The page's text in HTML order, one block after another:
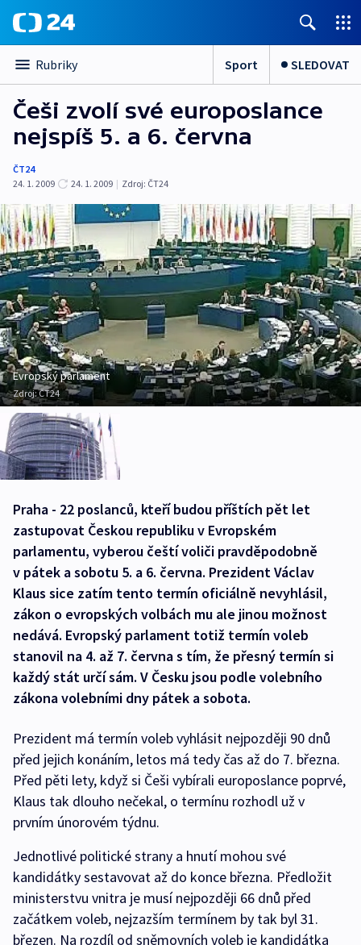
Rubriky Sport SLEDOVAT
Češi zvolí své europoslance
nejspíš 5. a 6. června
ČT24
24. 1. 2009
24. 1. 2009 | Zdroj: ČT24
Evropský parlament
Zdroj:ČT24
Praha - 22 poslanců, kteří budou příštích pět let
zastupovat Českou republiku v Evropském
parlamentu, vyberou čeští voliči pravděpodobně
v pátek a sobotu 5. a 6. června. Prezident Václav
Klaus sice zatím tento termín oficiálně nevyhlásil,
zákon o evropských volbách mu ale jinou možnost
nedává. Evropský parlament totiž termín voleb
stanovil na 4. až 7. června s tím, že přesný termín si
každý stát určí sám. V Česku jsou podle volebního
zákona volebními dny pátek a sobota.
Prezident má termín voleb vyhlásit nejpozději 90 dnů
před jejich konáním, letos má tedy čas až do 7. března.
Před pěti lety, když si Češi vybírali europoslance poprvé,
Klaus tak dlouho nečekal, o termínu rozhodl už v
prvním únorovém týdnu.
Jednotlivé politické strany a hnutí mohou své
kandidátky sestavovat až do konce března. Předložit
ministerstvu vnitra je musí nejpozději 66 dnů před
začátkem voleb, nejzazším termínem by tak byl 31.
březen. Na rozdíl od sněmovních voleb je kandidátka